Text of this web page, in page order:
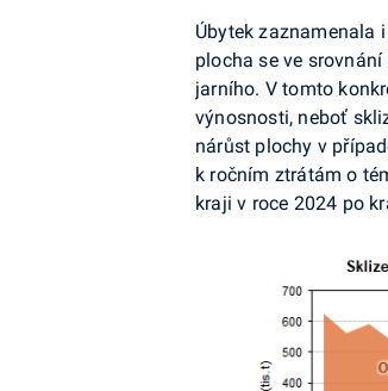
Úbytek zaznamenala
plocha se ve
jarního. V tomto
výnosnosti, neboť
nárůst plochy v
k ročním ztrátám o
kraji v roce 2024 po